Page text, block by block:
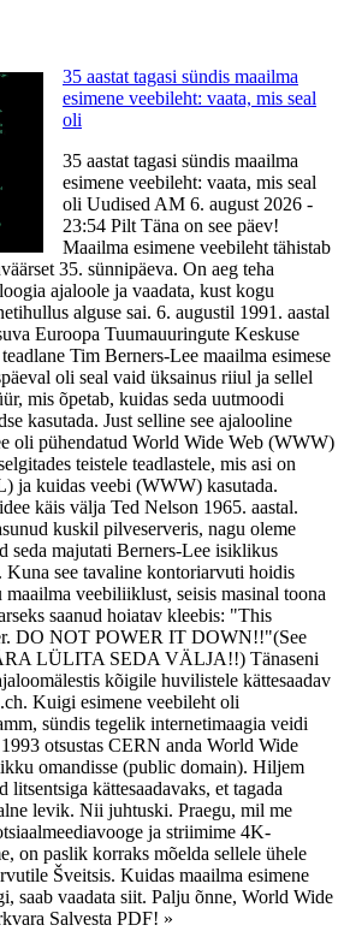
35 aastat tagasi sündis maailma
esimene veebileht: vaata, mis seal
oli
35 aastat tagasi sündis maailma
esimene veebileht: vaata, mis seal
oli Uudised AM 6. august 2026 -
23:54 Pilt Täna on see päev!
Maailma esimene veebileht tähistab
35. sünnipäeva. On aeg teha
ajaloole ja vaadata, kust kogu
alguse sai. 6. augustil 1991. aastal
Euroopa Tuumauuringute Keskuse
Tim Berners-Lee maailma esimese
oli seal vaid üksainus riiul ja sellel
mis õpetab, kuidas seda uutmoodi
kasutada. Just selline see ajalooline
oli pühendatud World Wide Web (WWW)
teistele teadlastele, mis asi on
ja kuidas veebi (WWW) kasutada.
käis välja Ted Nelson 1965. aastal.
kuskil pilveserveris, nagu oleme
seda majutati Berners-Lee isiklikus
see tavaline kontoriarvuti hoidis
veebiliiklust, seisis masinal toona
saanud hoiatav kleebis: "This
DO NOT POWER IT DOWN!!"(See
LÜLITA SEDA VÄLJA!!) Tänaseni
kõigile huvilistele kättesaadav
Kuigi esimene veebileht oli
sündis tegelik internetimaagia veidi
otsustas CERN anda World Wide
omandisse (public domain). Hiljem
litsentsiga kättesaadavaks, et tagada
levik. Nii juhtuski. Praegu, mil me
ja striimime 4K-
on paslik korraks mõelda sellele ühele
Šveitsis. Kuidas maailma esimene
saab vaadata siit. Palju õnne, World Wide
Salvesta PDF! »